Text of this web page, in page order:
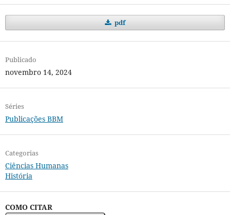
pdf
Publicado
novembro 14, 2024
Séries
Publicações BBM
Categorias
Ciências Humanas
História
COMO CITAR